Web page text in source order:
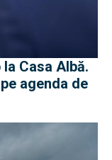
Casa Albă.
agenda de